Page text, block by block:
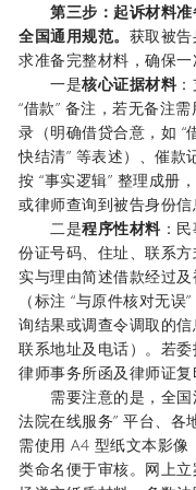
第三步：起诉材料
全国通用规范。 获取被
求准备完整材料，确保一
一是核心证据材料：
“借款” 备注，若无备注
录（明确借贷合意，如 “
快结清” 等表述）、催款
按 “事实逻辑” 整理成册
或律师查询到被告身份信
二是程序性材料：
份证号码、住址、联系
实与理由简述借款经过
（标注 “与原件核对无
询结果或调查令调取的
联系地址及电话）。若委
律师事务所函及律师证复
需要注意的是，全国
法院在线服务” 平台、各
需使用 A4 型纸文本影像
类命名便于审核。网上